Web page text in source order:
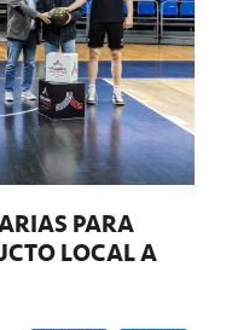
PARA
LOCAL A